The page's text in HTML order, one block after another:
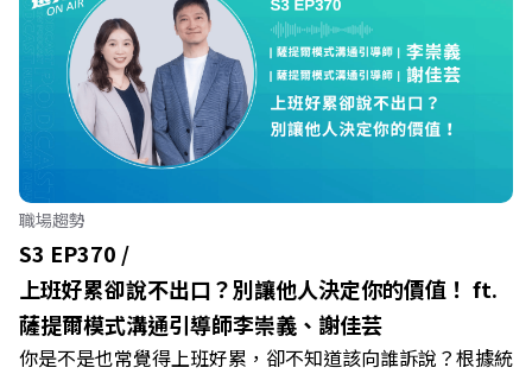
健身新契機！ 🔺如何從「傳統大型健身房」轉型為「社區
運動便利店」？ 🔺運動如何落實最貼心的「女性專屬、零
壓力」空間？ 🔺對抗肌少症、預防高齡化！驚豔醫學界的
「社會處方」 🔺超高加盟成功率！為無數女性圓夢的「女
力互助與微型創業平台」 主持人／遠見雜誌副社長兼遠見
智庫總編輯 李建興 與談人／可爾姿Curves台灣執行長 林宏
遠 +++++ 🫧清除腦袋的盲點，也順手理清生活的雜亂。 點
開看質感養成術>> https://gvmkt.pse.is/9al3px ✨關注
《遠見》更多的社群： LINE：https://reurl.cc/A4ELQp
IG：https://bit.ly/3AjBWNV YT：https://bit.ly/38jNi9k
Powered by Firstory Hosting
職場趨勢
S3 EP370 /
上班好累卻說不出口？別讓他人決定你的價值！ ft.
薩提爾模式溝通引導師李崇義、謝佳芸
你是不是也常覺得上班好累，卻不知道該向誰訴說？根據統